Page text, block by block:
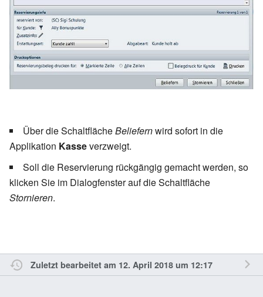
Um für einen Kunden in
bisher einzelne Vorgänge
einzugeben.
Reservierung relevanten
Informationen zum Kunden ein.
erstattet bekommt.
Über die SchaltflächeBeliefernwird sofort in die
Applikation Kasseverzweigt.
Soll die Reservierung rückgängig gemacht werden, so
klicken Sie im Dialogfenster auf die Schaltfläche
Stornieren.
Zuletzt bearbeitet am 12. April 2018 um 12:17